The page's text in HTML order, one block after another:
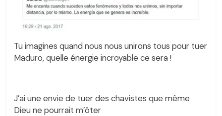
Tu imagines quand nous nous unirons tous pour tuer
Maduro, quelle énergie incroyable ce sera !
J’ai une envie de tuer des chavistes que même
Dieu ne pourrait m’ôter